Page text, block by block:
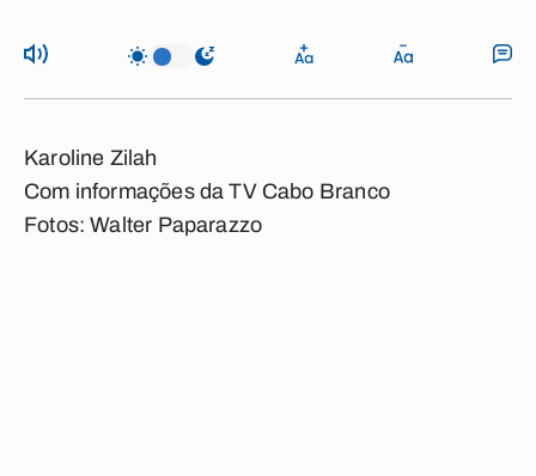
Karoline Zilah
Com informações da TV Cabo Branco
Fotos: Walter Paparazzo